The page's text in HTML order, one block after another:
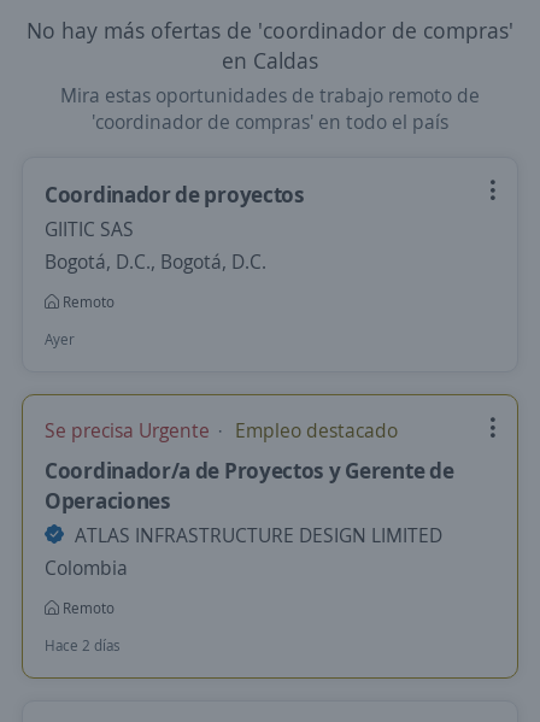
No hay más ofertas de 'coordinador de compras'
en Caldas
Mira estas oportunidades de trabajo remoto de
'coordinador de compras' en todo el país
Coordinador de proyectos
GIITIC SAS
Bogotá, D.C., Bogotá, D.C.
Remoto
Ayer
Se precisa Urgente Empleo destacado
Coordinador/a de Proyectos y Gerente de
Operaciones
ATLAS INFRASTRUCTURE DESIGN LIMITED
Colombia
Remoto
Hace 2 días